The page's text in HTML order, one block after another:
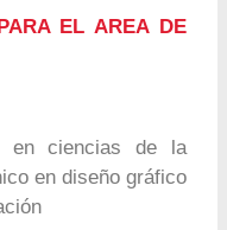
EL AREA DE
en ciencias de la
en diseño gráfico